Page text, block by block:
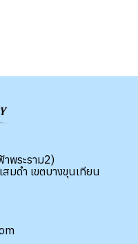
พระราม2)
ดำ เขตบางขุนเทียน